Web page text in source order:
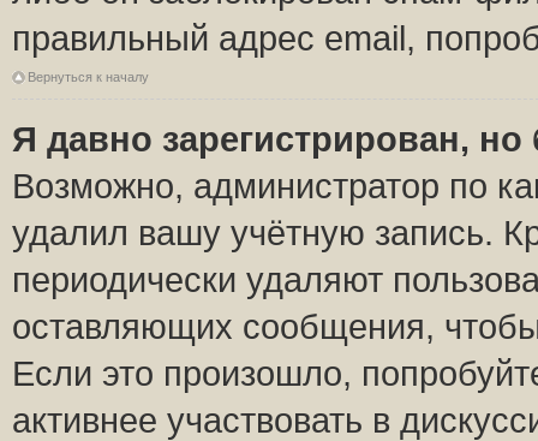
правильный адрес email,
Вернуться к началу
Я давно зарегистрирован,
Возможно, администратор по
удалил вашу учётную запись.
периодически удаляют
оставляющих сообщения,
Если это произошло,
активнее участвовать в